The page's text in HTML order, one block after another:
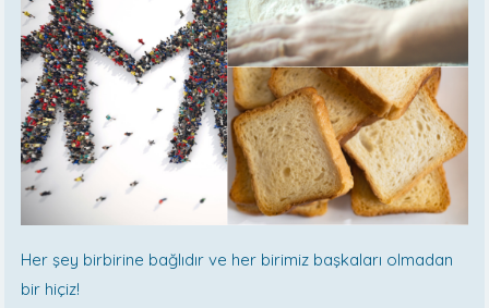
Her şey birbirine bağlıdır ve her birimiz başkaları olmadan
bir hiçiz!